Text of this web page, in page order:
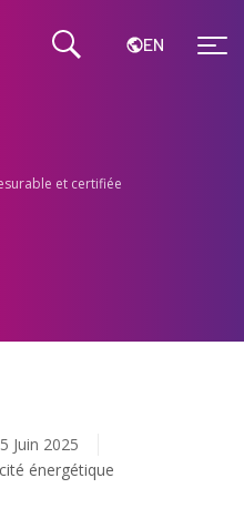
EN
et certifiée
5 Juin 2025
énergétique